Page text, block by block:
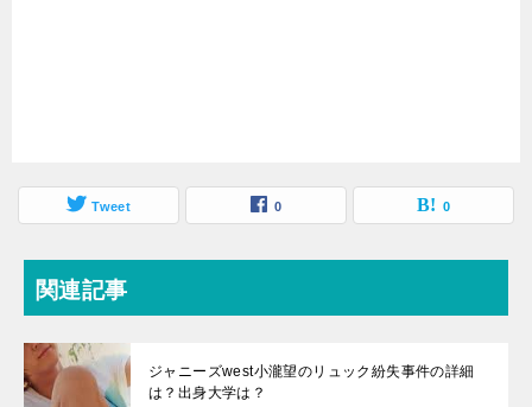
Tweet 0 0
関連記事
ジャニーズwest小瀧望のリュック紛失事件の詳細
は？出身大学は？